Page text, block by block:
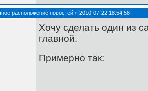
расположение новостей » 2010-07-22 18:54:58
Хочу сделать один из
главной.
Примерно так: